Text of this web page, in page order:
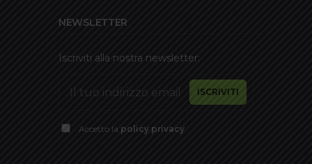
NEWSLETTER
Iscriviti alla nostra newsletter:
Accetto la policy privacy